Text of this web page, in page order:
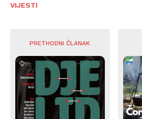
VIJESTI
PRETHODNI ČLANAK